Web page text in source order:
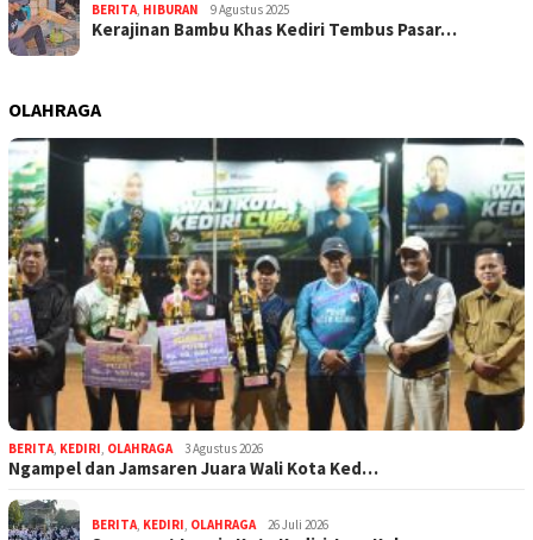
BERITA, HIBURAN 9 Agustus 2025
Kerajinan Bambu Khas Kediri Tembus Pasar…
OLAHRAGA
BERITA, KEDIRI, OLAHRAGA 3 Agustus 2026
Ngampel dan Jamsaren Juara Wali Kota Ked…
BERITA, KEDIRI, OLAHRAGA 26 Juli 2026